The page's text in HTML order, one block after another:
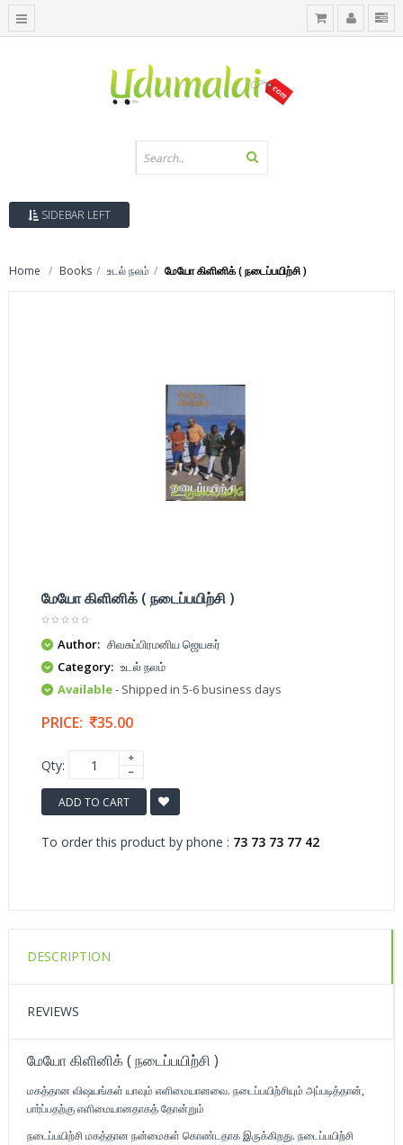
SIDEBAR LEFT
Home Books உடல் நலம் மேயோ கிளினிக் ( நடைப்பயிற்சி )
மேயோ கிளினிக் ( நடைப்பயிற்சி )
Author: சிவசுப்பிரமனிய ஜெயகர்
Category: உடல் நலம்
Available- Shipped in 5-6 business days
PRICE: 35.00
Qty:
ADD TO CART
To order this product by phone : 73 73 73 77 42
DESCRIPTION
REVIEWS
மேயோ கிளினிக் ( நடைப்பயிற்சி )
மகத்தான விஷயங்கள் யாவும் எளிமையானவை. நடைப்பயிற்சியும் அப்படித்தான்,
பார்ப்பதற்கு எளிமையானதாகத் தோன்றும்
நடைப்பயிற்சி மகத்தான நன்மைகள் கொண்டதாக இருக்கிறது. நடைப்பயிற்சி